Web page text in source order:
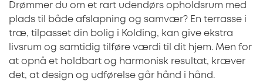
Drømmer du om et rart udendørs opholdsrum med
plads til både afslapning og samvær? En terrasse i
træ, tilpasset din bolig i Kolding, kan give ekstra
livsrum og samtidig tilføre værdi til dit hjem. Men for
at opnå et holdbart og harmonisk resultat, kræver
det, at design og udførelse går hånd i hånd.